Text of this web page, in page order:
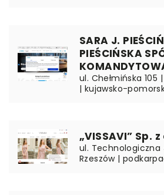
SARA J.
PIEŚCIŃSKA
ul. Chełmińska
| kujawsko-
„VISSAVI” Sp. z
ul. Technologiczna
Rzeszów |